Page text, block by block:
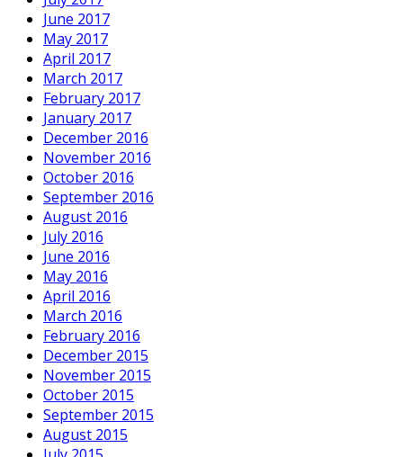
June 2017
May 2017
April 2017
March 2017
February 2017
January 2017
December 2016
November 2016
October 2016
September 2016
August 2016
July 2016
June 2016
May 2016
April 2016
March 2016
February 2016
December 2015
November 2015
October 2015
September 2015
August 2015